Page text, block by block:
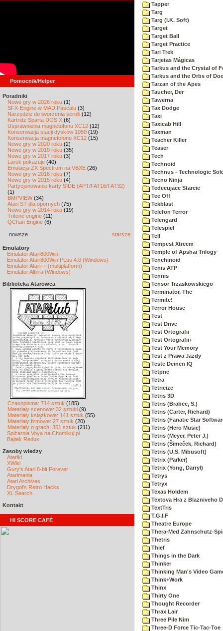
Pomocnik/Helper
Poradniki
Nowe gry w 2026 roku (1)
SFX-Engine w MAD Pascalu (3)
Narzędzie do tworzenia scrolli (12)
Kartridż Sparta DOS X (6)
Usprawnienia magnetofonu XC12 (12)
Konserwacja stacji dysków 1050 (19)
Konserwacja magnetofonu XC12 (15)
Nowe gry w 2020 roku (2)
Nowe gry w 2019 roku (35)
Nowe gry w 2017 roku (3)
Larek pokazuje (40)
Emulacja ZX Spectrum na VBXE (26)
Nowe gry w 2016 roku (7)
Nowe gry w 2015 roku (4)
Partycjonowanie karty SIDE (APT/FAT16/FAT32)
(1)
BMPVIEW(34)
Atari ST dla opornych (75)
Nowe gry w 2014 roku (19)
Tritone engine (11)
QChan Engine (6)
nowsze starsze
Emulatory
Emulator Atari800Win
Emulator Atari800Win PLus 4.0 (Windows)
Emulator Atari++ (multiplatform)
Emulator Altirra (Windows)
Biblioteka Atarowca
Czasopisma: 714 sztuk (185)
Materiały scenowe: 32 sztuki (9)
Materiały książkowe: 141 sztuk (55)
Materiały firmowe: 27 sztuk (20)
Materiały o grach: 351 sztuk (211)
Spiżarnia Voya na Chomikuj.pl
Bajtek Redux
Zasoby wiedzy
Atariki
XWiki
Gury's Atari 8-bit Forever
Atarimania
Atari Archives
Drygol's Retro Hacks
XL Search
Kontakt
HI SCORE CAFÉ
Tapper
Targ
Targ (I.K. Soft)
Target
Target Ball
Target Practice
Tari Trek
Tarjetas Mágicas
Tarkus and the Crystal of
Tarkus and the Orbs of
Tarzan of the Apes
Taucher, Der
Tawerna
Tax Dodge
Taxi
Taxicab Hill
Taxman
Teacher Killer
Teaser
Tech
Technoid
Technus - Technologic
Tecno Ninja
Tedecujace Starcie
Tee Off
Tekblast
Telefon Terror
Telengard
Telespiel
Tell
Tempest Xtreem
Temple of Apshai Trilogy
Tenchinoid
Tenis ATP
Tennis
Tensor Trzaskowskiego
Terminator, The
Termite!
Terror House
Test
Test Drive
Test Ortografii
Test Ortografii+
Test Your Memory
Test z Prawa Jazdy
Teste Deinen IQ
Tetpnc
Tetra
Tetricize
Tetris 3D
Tetris (Brabec, S.)
Tetris (Carter, Richard)
Tetris (Fanatic Star
Tetris (Hero Music)
Tetris (Meyer, Peter J.)
Tetris (Šimeček, Richard)
Tetris (U.S. Mibusoft)
Tetrix (Parker)
Tetrix (Yong, Darryl)
Tetrys
Tetryx
Texas Holdem
Textova Hra z Blazniveho
TextTris
T.G.I.F
Theatre Europe
Thera-Med Zahnschutz-
Thetris
Thief
Things in the Dark
Thinker
Thinking Man's Video
Think+Work
Thinx
Thirty One
Thought Recorder
Thrax Lair
Three Pile Nim
Three-D Force Tic-Tac-Toe